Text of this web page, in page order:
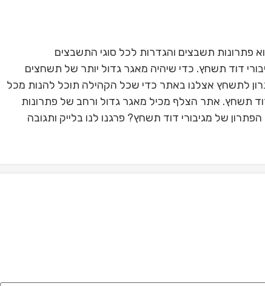
פתרונות תשבצים והגדרות לכל סוגי התשבצים
דוד תשחץ. כדי שיהיה מאגר גדול יותר של תשחצים
לתשחץ אצלנו באתר כדי שכל הקהילה תוכל להנות מכל
דוד תשחץ. אתר הצלף מכיל מאגר גדול ורחב של פתרונות
של מגיבורי דוד תשחץ? פרגנו לנו בלייק ותגובה